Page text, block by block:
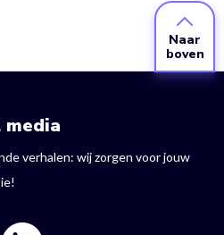
Naar
boven
media
verhalen: wij zorgen voor jouw